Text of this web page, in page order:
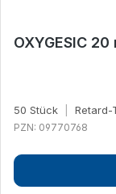
OXYGESIC
50 Stück Retard-
PZN: 09770768